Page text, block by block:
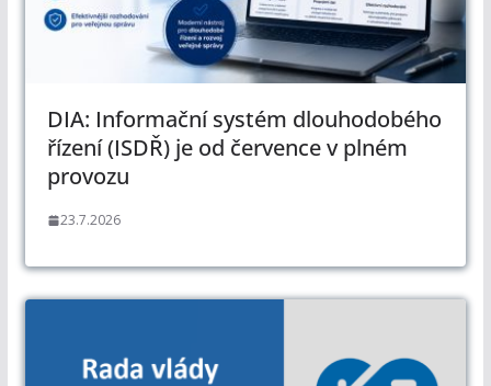
DIA: Informační systém dlouhodobého
řízení (ISDŘ) je od července v plném
provozu
23.7.2026